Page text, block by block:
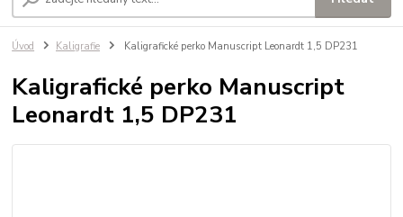
Úvod Kaligrafie Kaligrafické perko Manuscript Leonardt 1,5 DP231
Kaligrafické perko Manuscript
Leonardt 1,5 DP231